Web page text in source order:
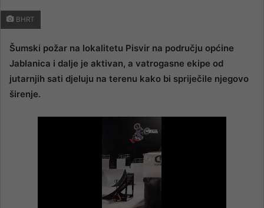
BHRT
Šumski požar na lokalitetu Pisvir na području općine
Jablanica i dalje je aktivan, a vatrogasne ekipe od
jutarnjih sati djeluju na terenu kako bi spriječile njegovo
širenje.